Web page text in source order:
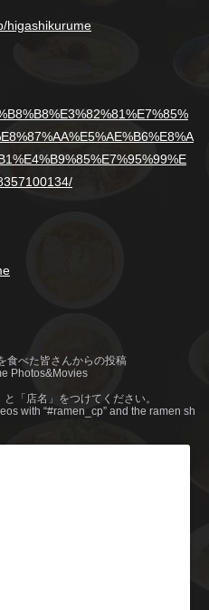
higashikurume
食べた皆さんからの投稿
Photos&Movies
「店名」をつけてください。
with “#ramen_cp” and the ramen sh